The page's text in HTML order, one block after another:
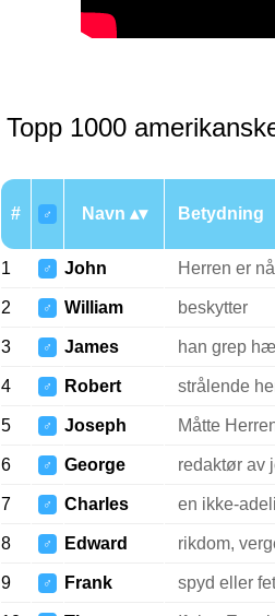
Topp 1000
# ♂ Navn Betydning
1 ♂ John Herren er
2 ♂ William beskytter
3 ♂ James han grep
4 ♂ Robert strålende
5 ♂ Joseph Måtte
6 ♂ George redaktør av
7 ♂ Charles en ikke-
8 ♂ Edward rikdom,
9 ♂ Frank spyd eller fet